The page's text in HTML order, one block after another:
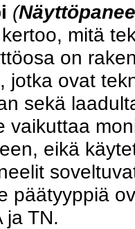
(
mitä
on
jotka ovat
sekä
vaikuttaa
eikä
päätyyppiä
ja TN.